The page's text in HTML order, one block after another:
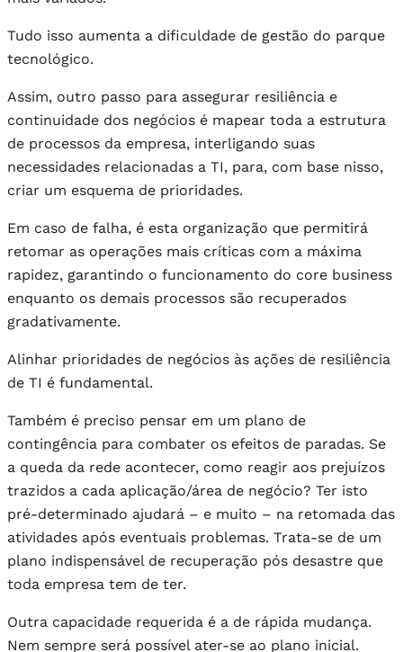
Tudo isso aumenta a dificuldade de gestão do parque
tecnológico.
Assim, outro passo para assegurar resiliência e
continuidade dos negócios é mapear toda a estrutura
de processos da empresa, interligando suas
necessidades relacionadas a TI, para, com base nisso,
criar um esquema de prioridades.
Em caso de falha, é esta organização que permitirá
retomar as operações mais críticas com a máxima
rapidez, garantindo o funcionamento do core business
enquanto os demais processos são recuperados
gradativamente.
Alinhar prioridades de negócios às ações de resiliência
de TI é fundamental.
Também é preciso pensar em um plano de
contingência para combater os efeitos de paradas. Se
a queda da rede acontecer, como reagir aos prejuízos
trazidos a cada aplicação/área de negócio? Ter isto
pré-determinado ajudará – e muito – na retomada das
atividades após eventuais problemas. Trata-se de um
plano indispensável de recuperação pós desastre que
toda empresa tem de ter.
Outra capacidade requerida é a de rápida mudança.
Nem sempre será possível ater-se ao plano inicial.